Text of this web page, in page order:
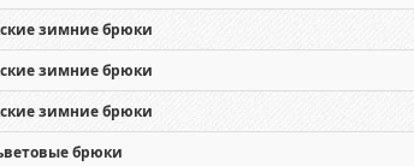
зимние брюки
зимние брюки
зимние брюки
брюки